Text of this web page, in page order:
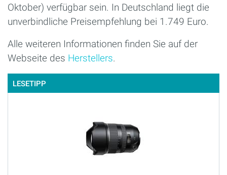
Oktober) verfügbar sein. In Deutschland liegt die
unverbindliche Preisempfehlung bei 1.749 Euro.
Alle weiteren Informationen finden Sie auf der
Webseite des Herstellers.
LESETIPP